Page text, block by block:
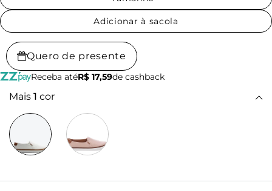
Adicionar à sacola
Quero de presente
Receba atéR$ 17,59de cashback
Mais 1 cor